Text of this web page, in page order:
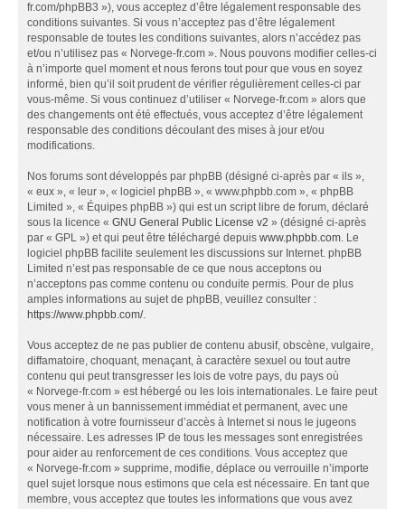
fr.com/phpBB3 »), vous acceptez d’être légalement responsable des
conditions suivantes. Si vous n’acceptez pas d’être légalement
responsable de toutes les conditions suivantes, alors n’accédez pas
et/ou n’utilisez pas « Norvege-fr.com ». Nous pouvons modifier celles-ci
à n’importe quel moment et nous ferons tout pour que vous en soyez
informé, bien qu’il soit prudent de vérifier régulièrement celles-ci par
vous-même. Si vous continuez d’utiliser « Norvege-fr.com » alors que
des changements ont été effectués, vous acceptez d’être légalement
responsable des conditions découlant des mises à jour et/ou
modifications.
Nos forums sont développés par phpBB (désigné ci-après par « ils »,
« eux », « leur », « logiciel phpBB », « www.phpbb.com », « phpBB
Limited », « Équipes phpBB ») qui est un script libre de forum, déclaré
sous la licence « GNU General Public License v2 » (désigné ci-après
par « GPL ») et qui peut être téléchargé depuis www.phpbb.com. Le
logiciel phpBB facilite seulement les discussions sur Internet. phpBB
Limited n’est pas responsable de ce que nous acceptons ou
n’acceptons pas comme contenu ou conduite permis. Pour de plus
amples informations au sujet de phpBB, veuillez consulter :
https://www.phpbb.com/.
Vous acceptez de ne pas publier de contenu abusif, obscène, vulgaire,
diffamatoire, choquant, menaçant, à caractère sexuel ou tout autre
contenu qui peut transgresser les lois de votre pays, du pays où
« Norvege-fr.com » est hébergé ou les lois internationales. Le faire peut
vous mener à un bannissement immédiat et permanent, avec une
notification à votre fournisseur d’accès à Internet si nous le jugeons
nécessaire. Les adresses IP de tous les messages sont enregistrées
pour aider au renforcement de ces conditions. Vous acceptez que
« Norvege-fr.com » supprime, modifie, déplace ou verrouille n’importe
quel sujet lorsque nous estimons que cela est nécessaire. En tant que
membre, vous acceptez que toutes les informations que vous avez